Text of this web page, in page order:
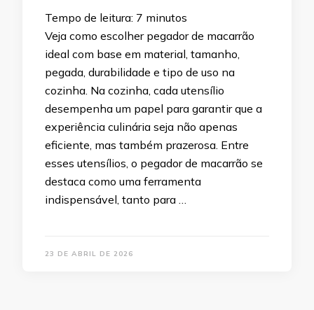
Tempo de leitura: 7 minutos
Veja como escolher pegador de macarrão
ideal com base em material, tamanho,
pegada, durabilidade e tipo de uso na
cozinha. Na cozinha, cada utensílio
desempenha um papel para garantir que a
experiência culinária seja não apenas
eficiente, mas também prazerosa. Entre
esses utensílios, o pegador de macarrão se
destaca como uma ferramenta
indispensável, tanto para …
23 DE ABRIL DE 2026